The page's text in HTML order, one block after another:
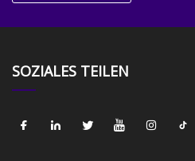
SOZIALES TEILEN